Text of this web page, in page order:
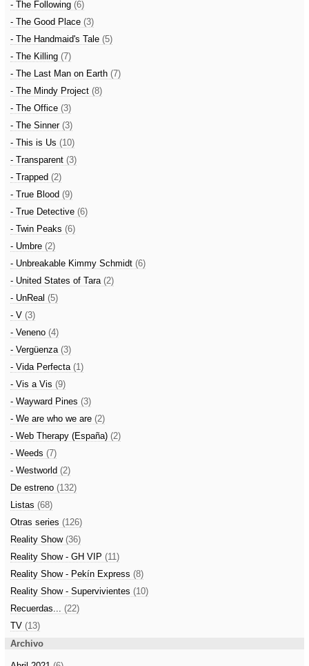
- The Following (6)
- The Good Place (3)
- The Handmaid's Tale (5)
- The Killing (7)
- The Last Man on Earth (7)
- The Mindy Project (8)
- The Office (3)
- The Sinner (3)
- This is Us (10)
- Transparent (3)
- Trapped (2)
- True Blood (9)
- True Detective (6)
- Twin Peaks (6)
- Umbre (2)
- Unbreakable Kimmy Schmidt (6)
- United States of Tara (2)
- UnReal (5)
- V (3)
- Veneno (4)
- Vergüenza (3)
- Vida Perfecta (1)
- Vis a Vis (9)
- Wayward Pines (3)
- We are who we are (2)
- Web Therapy (España) (2)
- Weeds (7)
- Westworld (2)
De estreno (132)
Listas (68)
Otras series (126)
Reality Show (36)
Reality Show - GH VIP (11)
Reality Show - Pekín Express (8)
Reality Show - Supervivientes (10)
Recuerdas... (22)
TV (13)
Archivo